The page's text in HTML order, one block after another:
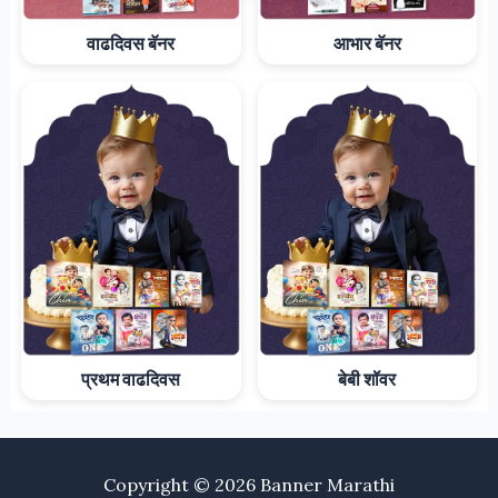
वाढदिवस बॅनर आभार बॅनर
प्रथम वाढदिवस बेबी शॉवर
Copyright © 2026 Banner Marathi